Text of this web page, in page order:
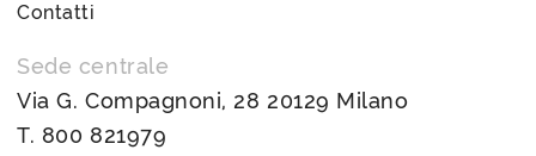
Contatti
Sede centrale
Via G. Compagnoni, 28 20129 Milano
T. 800 821979